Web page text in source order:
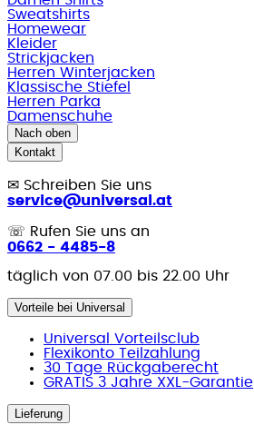
Sweatshirts
Homewear
Kleider
Strickjacken
Herren Winterjacken
Klassische Stiefel
Herren Parka
Damenschuhe
Nach oben
Kontakt
✉ Schreiben Sie uns
service@universal.at
☏ Rufen Sie uns an
0662 - 4485-8
täglich von 07.00 bis 22.00 Uhr
Vorteile bei Universal
Universal Vorteilsclub
Flexikonto Teilzahlung
30 Tage Rückgaberecht
GRATIS 3 Jahre XXL-Garantie
Lieferung